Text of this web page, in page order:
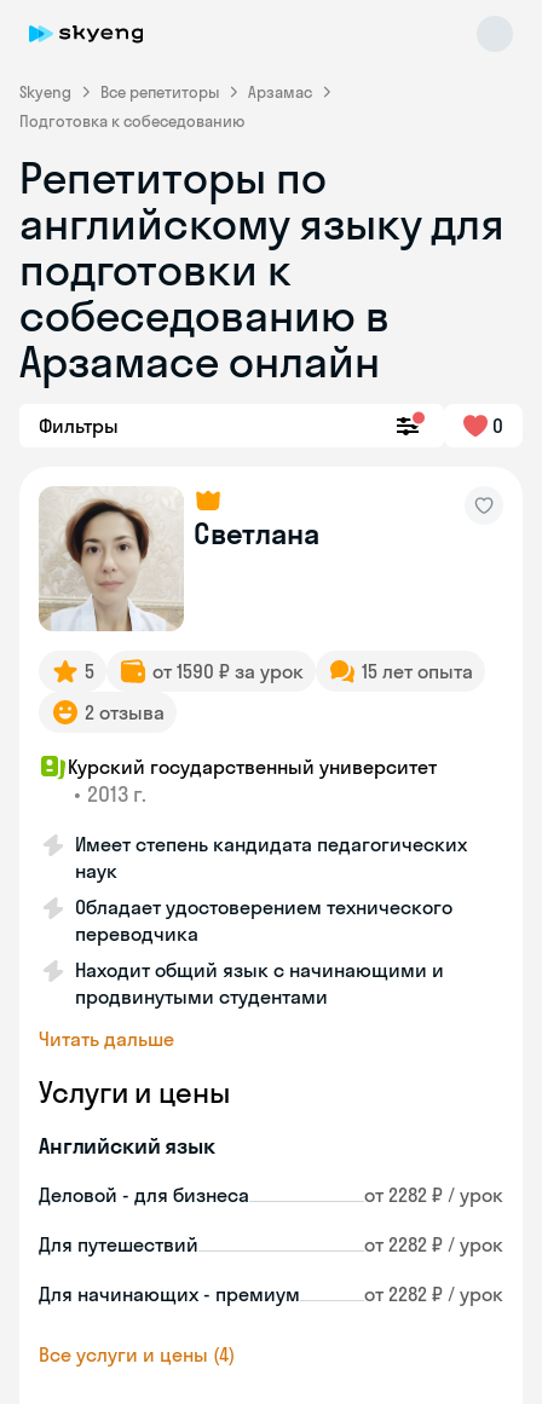
Skyeng Все репетиторы
Арзамас
Подготовка к собеседованию
Репетиторы по
английскому языку для
подготовки к
собеседованию в
Арзамасе онлайн
Фильтры 0
Светлана
5 от 1590 ₽ за урок
15 лет опыта
2 отзыва
Курский государственный университет
• 2013 г.
Имеет степень кандидата педагогических
наук
Обладает удостоверением технического
переводчика
Находит общий язык с начинающими и
продвинутыми студентами
Читать дальше
Услуги и цены
Английский язык
Деловой - для бизнеса от 2282 ₽ / урок
Для путешествий от 2282 ₽ / урок
Для начинающих - премиум от 2282 ₽ / урок
Все услуги и цены (4)
Skyeng Chat